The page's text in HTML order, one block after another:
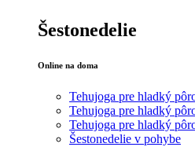
Šestonedelie
Online na doma
Tehujoga pre hladký
Tehujoga pre hladký
Tehujoga pre hladký
Šestonedelie v pohybe